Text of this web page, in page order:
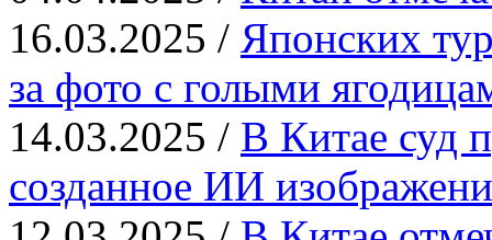
16.03.2025 / Японских
за фото с голыми
14.03.2025 / В Китае суд
созданное ИИ